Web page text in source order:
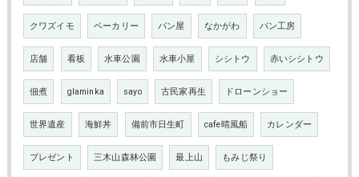
クワズイモ ベーカリー パン屋 なかがわ パン工房
店舗 看板 水車公園 水車小屋 シシトウ 赤いシシトウ
佃煮 glaminka sayo 古民家再生 ドローンショー
世界遺産 海鮮丼 備前市日生町 cafe晴風船 カレンダー
プレゼント 三木山森林公園 最上山 もみじ祭り